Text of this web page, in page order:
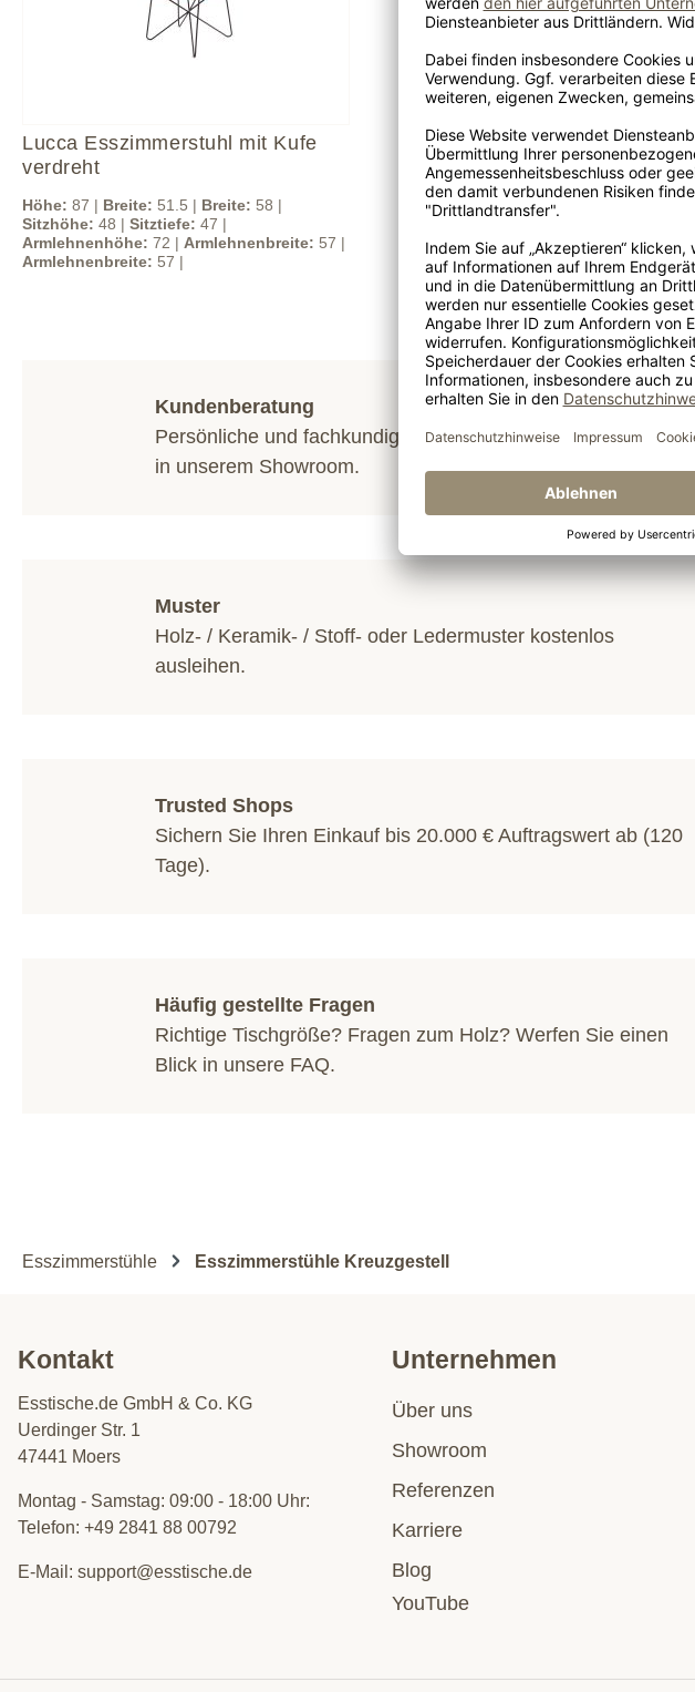
Lucca Esszimmerstuhl mit Kufe
verdreht
Höhe: 87 | Breite: 51.5 | Breite: 58 |
Sitzhöhe: 48 | Sitztiefe: 47 |
Armlehnenhöhe: 72 | Armlehnenbreite: 57 |
Armlehnenbreite: 57 |
Kundenberatung
Persönliche und fachkundige Beratung perTelefon,Mail
oder
in unserem Showroom.
Muster
Holz- / Keramik- / Stoff- oder Ledermuster kostenlos
ausleihen.
Trusted Shops
Sichern Sie Ihren Einkauf bis 20.000 € Auftragswert ab (120
Tage).
Häufig gestellte Fragen
Richtige Tischgröße? Fragen zum Holz? Werfen Sie einen
Blick in unsere FAQ.
Esszimmerstühle Esszimmerstühle Kreuzgestell
Kontakt
Esstische.de GmbH & Co. KG
Uerdinger Str. 1
47441 Moers
Montag - Samstag: 09:00 - 18:00 Uhr:
Telefon: +49 2841 88 00792
E-Mail: support@esstische.de
Unternehmen
Über uns
Showroom
Referenzen
Karriere
Blog
YouTube